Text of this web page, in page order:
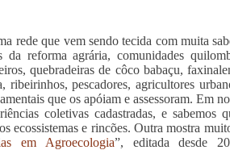
rede que vem sendo tecida com muita
da reforma agrária, comunidades
quebradeiras de côco babaçu,
ribeirinhos, pescadores, agricultores
que os apóiam e assessoram. Em
coletivas cadastradas, e sabemos
ecossistemas e rincões. Outra mostra
em Agroecologia”, editada desde